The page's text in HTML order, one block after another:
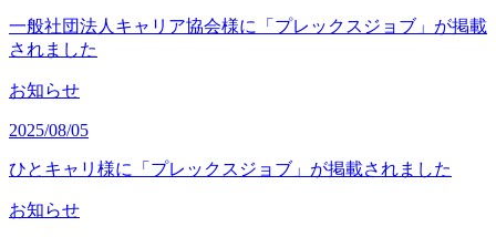
一般社団法人キャリア協会様に「プレックスジョブ」が掲載
されました
お知らせ
2025/08/05
ひとキャリ様に「プレックスジョブ」が掲載されました
お知らせ